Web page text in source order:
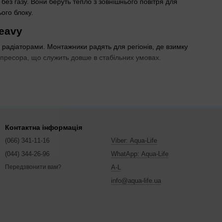
блоку.
Монтажники радять для регіонів, де взимку
що служить довше в стабільних умовах.
продуктивності вищий, ніж у електричних систем. При
сервіс потрібен раз на два роки.
Контактна інформація
(066) 341-11-16
(044) 344-26-96
Передзвонити вам?
Viber: Aqua-Life
WhatApp: Aqua-Life
A-L
info@aqua-life.ua